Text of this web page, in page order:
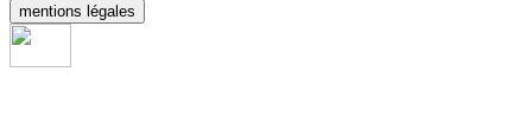
mentions légales